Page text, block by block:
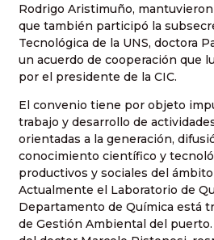
Rodrigo Aristimuño,
que también participó la
Tecnológica de la UNS, doctora
un acuerdo de cooperación que
por el presidente de la CIC.
El convenio tiene por objeto
trabajo y desarrollo de
orientadas a la generación,
conocimiento científico y
productivos y sociales del
Actualmente el Laboratorio de
Departamento de Química está
de Gestión Ambiental del puerto.